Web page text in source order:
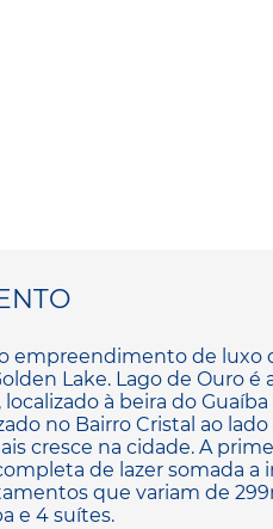
empreendimento de luxo
Lake. Lago de Ouro é
à beira do
no Bairro Cristal ao
cresce na cidade. A
de lazer somada a
que variam de
e 4 suítes.